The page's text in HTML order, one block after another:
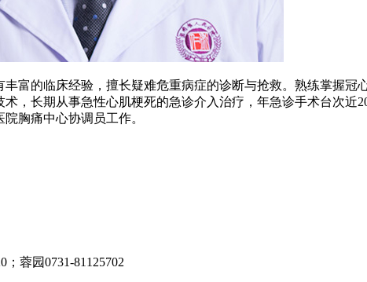
富的临床经验，擅长疑难危重病症的诊断与抢救。熟练掌握冠
，长期从事急性心肌梗死的急诊介入治疗，年急诊手术台次近
胸痛中心协调员工作。
；蓉园0731-81125702